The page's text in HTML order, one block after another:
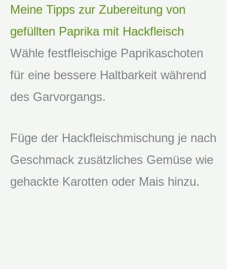
Meine Tipps zur Zubereitung von
gefüllten Paprika mit Hackfleisch
Wähle festfleischige Paprikaschoten
für eine bessere Haltbarkeit während
des Garvorgangs.
Füge der Hackfleischmischung je nach
Geschmack zusätzliches Gemüse wie
gehackte Karotten oder Mais hinzu.